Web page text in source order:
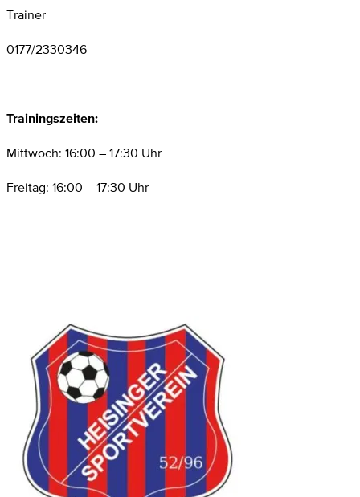
Trainer
0177/2330346
Trainingszeiten:
Mittwoch: 16:00 – 17:30 Uhr
Freitag: 16:00 – 17:30 Uhr